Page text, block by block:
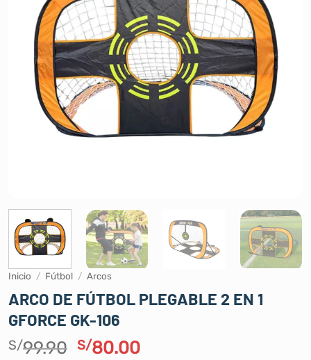
Inicio / Fútbol / Arcos
ARCO DE FÚTBOL PLEGABLE 2 EN 1
GFORCE GK-106
S/99.90 El
S/80.00El